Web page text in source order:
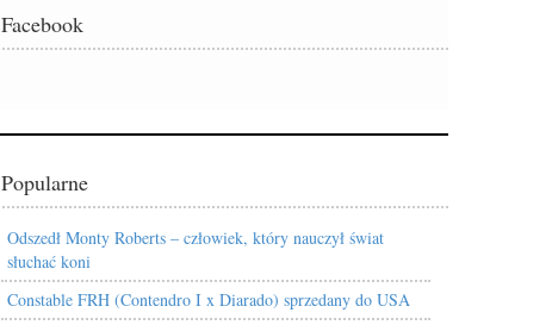
Facebook
Popularne
Odszedł Monty Roberts – człowiek, który nauczył świat
słuchać koni
Constable FRH (Contendro I x Diarado) sprzedany do USA